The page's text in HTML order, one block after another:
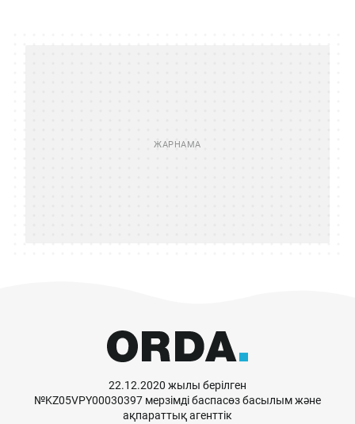
22.12.2020 жылы берілген
№KZ05VPY00030397 мерзімді баспасөз басылым және
ақпараттық агенттік